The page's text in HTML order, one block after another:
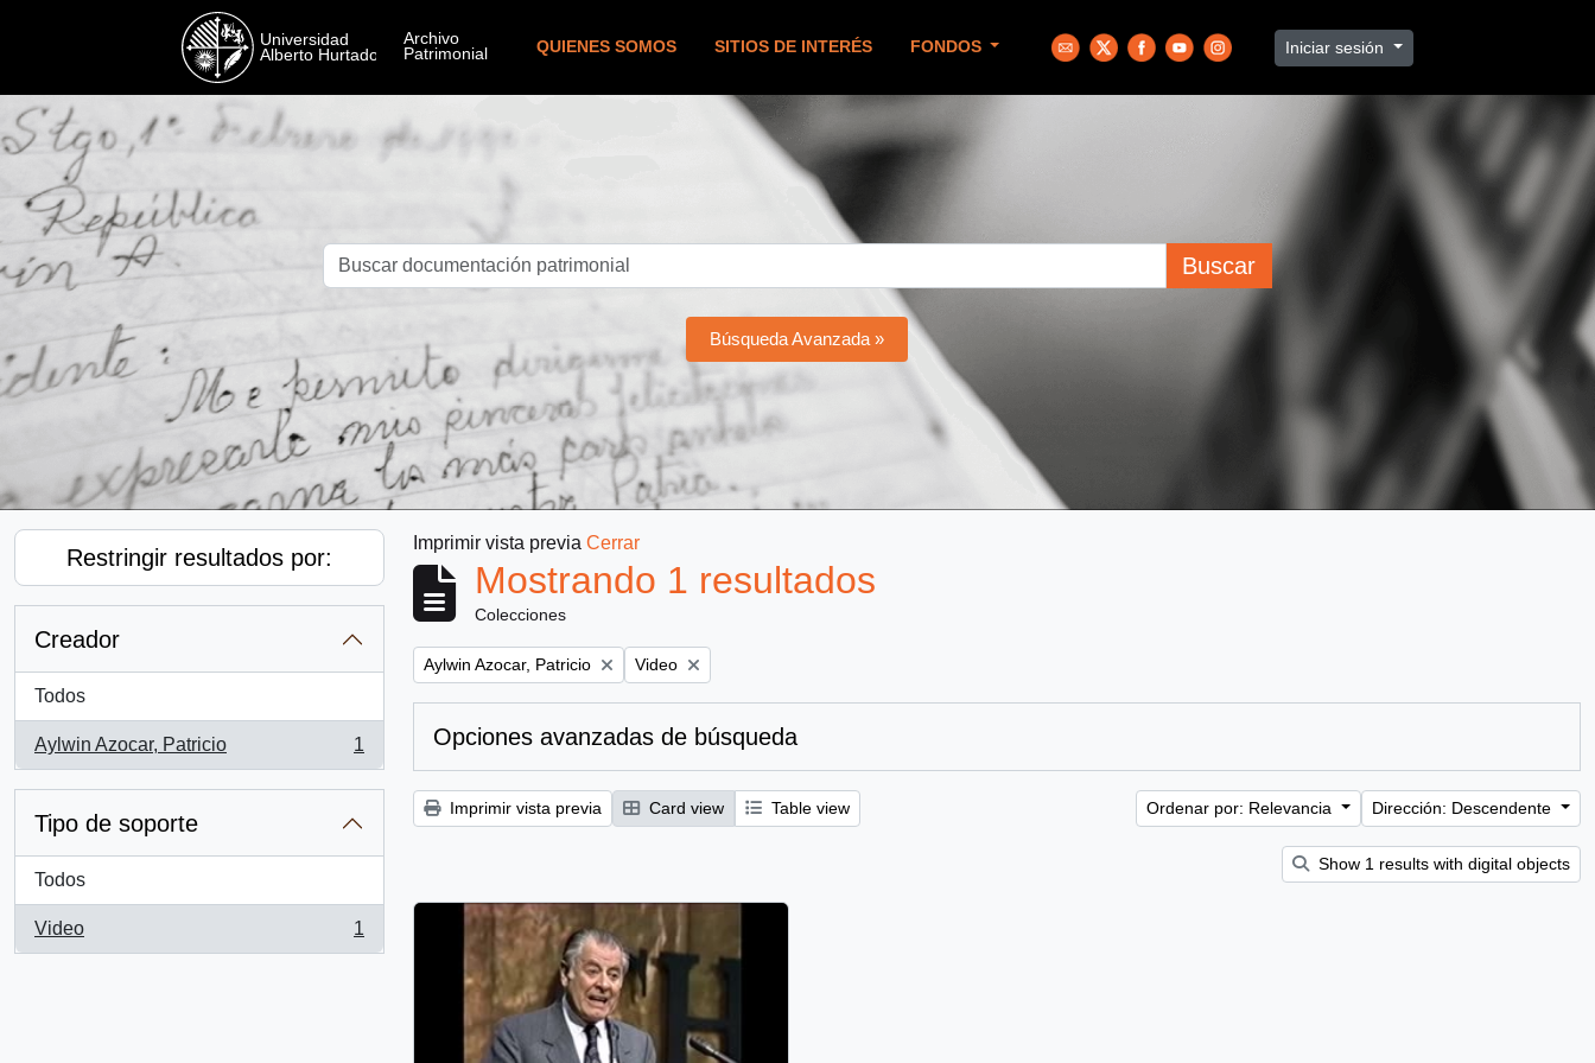
QUIENES SOMOS SITIOS DE INTERÉS FONDOS Iniciar sesión
Buscar
Búsqueda Avanzada »
Restringir resultados por:
Creador
Todos
Aylwin Azocar, Patricio
, 1 resultados
1
Tipo de soporte
Todos
Video
, 1 resultados
1
Imprimir vista previa Cerrar
Mostrando 1 resultados
Colecciones
Remove filter:
Aylwin Azocar, Patricio Remove filter:
Video
Opciones avanzadas de búsqueda
Imprimir vista previa Card view Table view Ordenar por: Relevancia Dirección: Descendente
Show 1 results with digital objects